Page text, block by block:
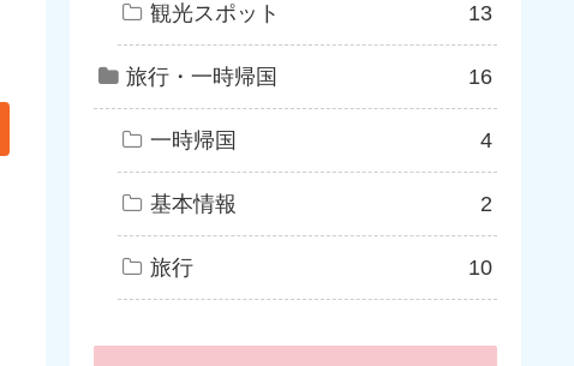
観光スポット 13
旅行・一時帰国 16
一時帰国 4
基本情報 2
旅行 10